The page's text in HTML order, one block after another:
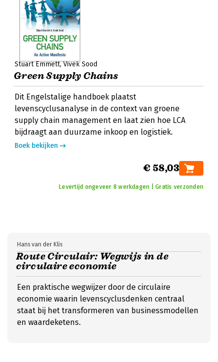
Stuart Emmett Vivek Sood
Green Supply Chains
Dit Engelstalige handboek plaatst
levenscyclusanalyse in de context van groene
supply chain management en laat zien hoe LCA
bijdraagt aan duurzame inkoop en logistiek.
Boek bekijken
€ 58,03
Levertijd ongeveer 8 werkdagen | Gratis verzonden
Route Circulair: Wegwijs in de
circulaire economie
Hans van der Klis
Een praktische wegwijzer door de circulaire
economie waarin levenscyclusdenken centraal
staat bij het transformeren van businessmodellen
en waardeketens.